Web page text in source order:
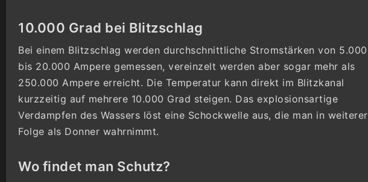
10.000 Grad bei Blitzschlag
Bei einem Blitzschlag werden durchschnittliche Stromstärken von 5.000
bis 20.000 Ampere gemessen, vereinzelt werden aber sogar mehr als
250.000 Ampere erreicht. Die Temperatur kann direkt im Blitzkanal
kurzzeitig auf mehrere 10.000 Grad steigen. Das explosionsartige
Verdampfen des Wassers löst eine Schockwelle aus, die man in weiterer
Folge als Donner wahrnimmt.
Wo findet man Schutz?